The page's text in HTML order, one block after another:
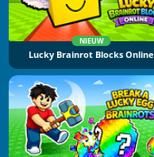
NIEUW
Lucky Brainrot Blocks Online